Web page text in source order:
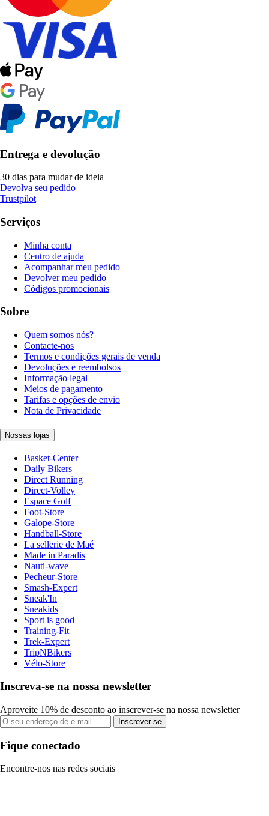
Entrega e devolução
30 dias para mudar de ideia
Devolva seu pedido
Trustpilot
Serviços
Minha conta
Centro de ajuda
Acompanhar meu pedido
Devolver meu pedido
Códigos promocionais
Sobre
Quem somos nós?
Contacte-nos
Termos e condições gerais de venda
Devoluções e reembolsos
Informação legal
Meios de pagamento
Tarifas e opções de envio
Nota de Privacidade
Nossas lojas
Basket-Center
Daily Bikers
Direct Running
Direct-Volley
Espace Golf
Foot-Store
Galope-Store
Handball-Store
La sellerie de Maé
Made in Paradis
Nauti-wave
Pecheur-Store
Smash-Expert
Sneak'In
Sneakids
Sport is good
Training-Fit
Trek-Expert
TripNBikers
Vélo-Store
Inscreva-se na nossa newsletter
Aproveite 10% de desconto ao inscrever-se na nossa newsletter
Inscrever-se
Fique conectado
Encontre-nos nas redes sociais